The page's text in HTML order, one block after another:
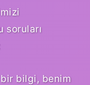
soruları
bilgi, benim